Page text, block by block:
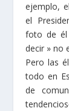
ejemplo,
el
foto de él
decir » no
Pero las
todo en
de